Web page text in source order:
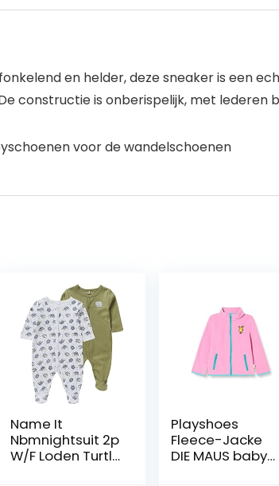
en helder, deze sneaker is een
constructie is onberispelijk, met
voor de wandelschoenen
Name It
Nbmnightsuit 2p
W/F Loden Turtle
Playshoes
Fleece-Jacke
DIE MAUS baby-